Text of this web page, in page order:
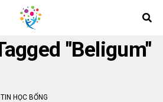
"Beligum"
HỌC BỔNG